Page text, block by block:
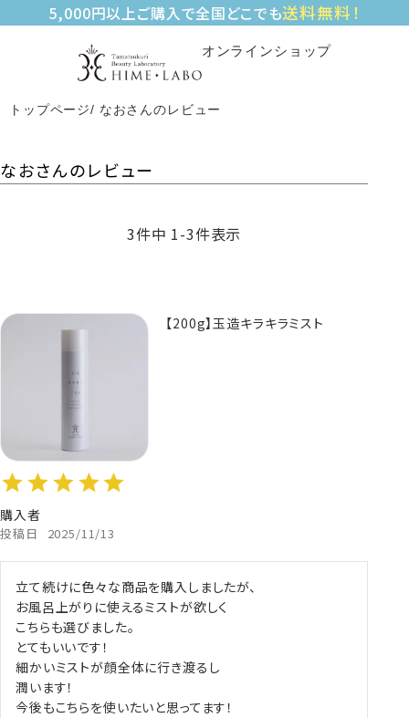
5,000円以上ご購入で全国どこでも送料無料！
オンラインショップ
トップページ なおさんのレビュー
なおさんのレビュー
3件中 1-3件表示
【200g】玉造キラキラミスト
購入者
投稿日 2025/11/13
立て続けに色々な商品を購入しましたが、
お風呂上がりに使えるミストが欲しく
こちらも選びました。
とてもいいです！
細かいミストが顔全体に行き渡るし
潤います！
今後もこちらを使いたいと思ってます！